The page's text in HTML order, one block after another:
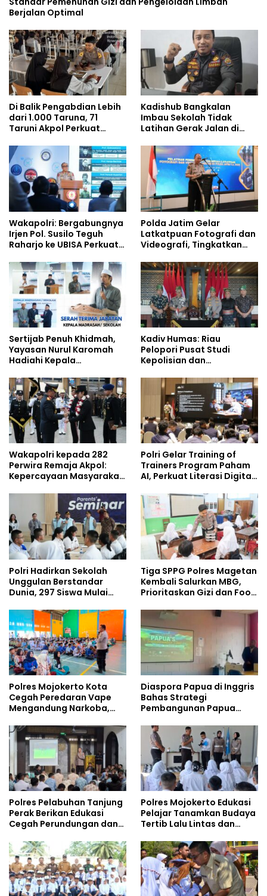
Berjalan Optimal
Di Balik Pengabdian Lebih
dari 1.000 Taruna, 71
Taruni Akpol Perkuat
Siswa Sekolah Rakyat
Kadishub Bangkalan
Imbau Sekolah Tidak
Latihan Gerak Jalan di
Wakapolri: Bergabungnya
Irjen Pol. Susilo Teguh
Raharjo ke UBISA Perkuat
Studi Kepolisian
Polda Jatim Gelar
Latkatpuan Fotografi dan
Videografi, Tingkatkan
Era Digital
Sertijab Penuh Khidmah,
Yayasan Nurul Karomah
Hadiahi Kepala
Umrah
Kadiv Humas: Riau
Pelopori Pusat Studi
Kepolisian dan
Policing Masuki Babak
Wakapolri kepada 282
Perwira Remaja Akpol:
Kepercayaan Masyarakat
Polri Gelar Training of
Trainers Program Paham
AI, Perkuat Literasi Digital
Polri Hadirkan Sekolah
Unggulan Berstandar
Dunia, 297 Siswa Mulai
Tiga SPPG Polres Magetan
Kembali Salurkan MBG,
Prioritaskan Gizi dan Food
Polres Mojokerto Kota
Cegah Peredaran Vape
Mengandung Narkoba,
Kalangan Remaja
Diaspora Papua di Inggris
Bahas Strategi
Pembangunan Papua
Doktoral Internasional
Polres Pelabuhan Tanjung
Perak Berikan Edukasi
Cegah Perundungan dan
kepada Pelajar MPLS
Polres Mojokerto Edukasi
Pelajar Tanamkan Budaya
Tertib Lalu Lintas dan